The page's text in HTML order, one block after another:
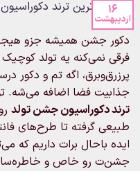
16
اردیبهشت
دکور جشن همیشه جزو
فرقی نمی‌کنه یه تولد
پرزرق‌وبرق، اگه تم و دکور
جذابیت فضا اضافه می‌شه.
ترند دکوراسیون جشن تولد
طبیعی گرفته تا طرح‌های
ایده باحال برات داریم که
جشن‌ت رو خاص و